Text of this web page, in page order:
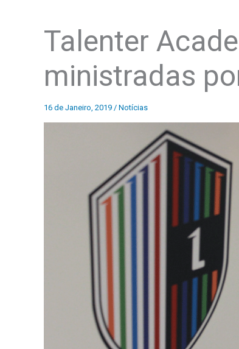
Talenter
ministradas
16 de Janeiro, 2019 / Notícias